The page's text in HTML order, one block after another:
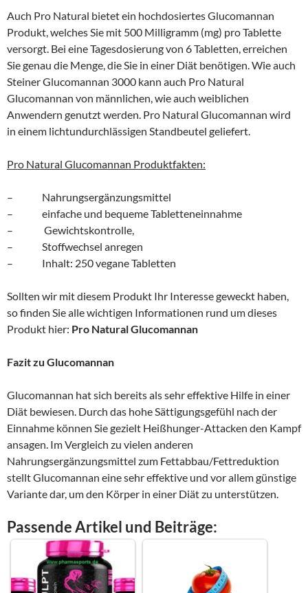
Auch Pro Natural bietet ein hochdosiertes Glucomannan
Produkt, welches Sie mit 500 Milligramm (mg) pro Tablette
versorgt. Bei eine Tagesdosierung von 6 Tabletten, erreichen
Sie genau die Menge, die Sie in einer Diät benötigen. Wie auch
Steiner Glucomannan 3000 kann auch Pro Natural
Glucomannan von männlichen, wie auch weiblichen
Anwendern genutzt werden. Pro Natural Glucomannan wird
in einem lichtundurchlässigen Standbeutel geliefert.
Pro Natural Glucomannan Produktfakten:
– Nahrungsergänzungsmittel
– einfache und bequeme Tabletteneinnahme
– Gewichtskontrolle,
– Stoffwechsel anregen
– Inhalt: 250 vegane Tabletten
Sollten wir mit diesem Produkt Ihr Interesse geweckt haben,
so finden Sie alle wichtigen Informationen rund um dieses
Produkt hier: Pro Natural Glucomannan
Fazit zu Glucomannan
Glucomannan hat sich bereits als sehr effektive Hilfe in einer
Diät bewiesen. Durch das hohe Sättigungsgefühl nach der
Einnahme können Sie gezielt Heißhunger-Attacken den Kampf
ansagen. Im Vergleich zu vielen anderen
Nahrungsergänzungsmittel zum Fettabbau/Fettreduktion
stellt Glucomannan eine sehr effektive und vor allem günstige
Variante dar, um den Körper in einer Diät zu unterstützen.
Passende Artikel und Beiträge: